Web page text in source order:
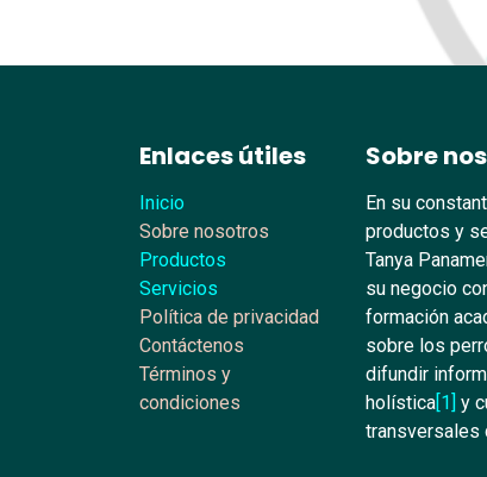
Enlaces útiles
Inicio
Sobre nosotros
Productos
Servicios
Política de privacidad
Contáctenos
Términos y
condiciones
Sobre
En su
productos y
Tanya
su negocio
formación
sobre los
difundir
holística[1] y
transversales